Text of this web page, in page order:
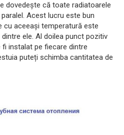
dovedește că toate radiatoarele
Acest lucru este bun
cu aceeași temperatură este
ele. Al doilea punct pozitiv
instalat pe fiecare dintre
puteți schimba cantitatea de